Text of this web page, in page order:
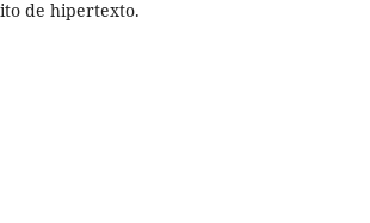
de hipertexto.